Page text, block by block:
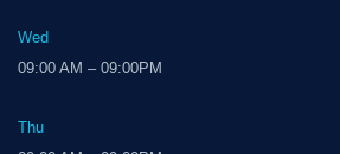
Wed
09:00 AM – 09:00PM
Thu